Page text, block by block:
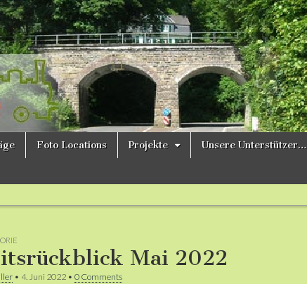
Foto Locations Projekte Unsere Unterstützer…
Mai 2022
• 4. Juni 2022 • 0 Comments